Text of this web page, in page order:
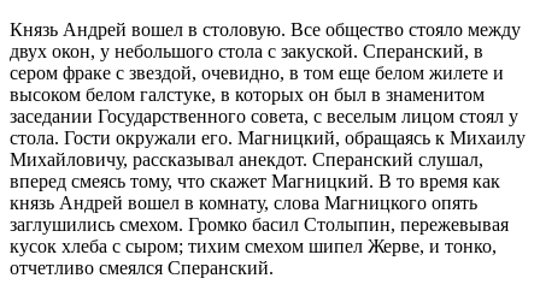
Князь Андрей вошел в столовую. Все общество стояло между
двух окон, у небольшого стола с закуской. Сперанский, в
сером фраке с звездой, очевидно, в том еще белом жилете и
высоком белом галстуке, в которых он был в знаменитом
заседании Государственного совета, с веселым лицом стоял у
стола. Гости окружали его. Магницкий, обращаясь к Михаилу
Михайловичу, рассказывал анекдот. Сперанский слушал,
вперед смеясь тому, что скажет Магницкий. В то время как
князь Андрей вошел в комнату, слова Магницкого опять
заглушились смехом. Громко басил Столыпин, пережевывая
кусок хлеба с сыром; тихим смехом шипел Жерве, и тонко,
отчетливо смеялся Сперанский.